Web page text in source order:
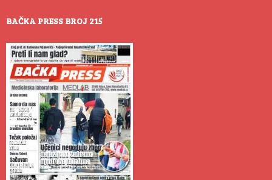
BAČKA PRESS BROJ 215